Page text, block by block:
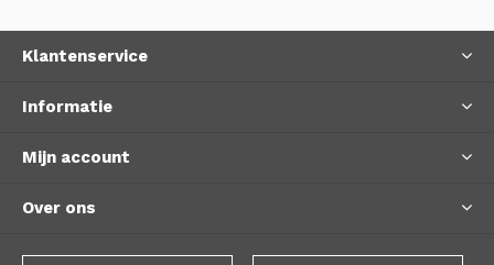
Klantenservice
Informatie
Mijn account
Over ons